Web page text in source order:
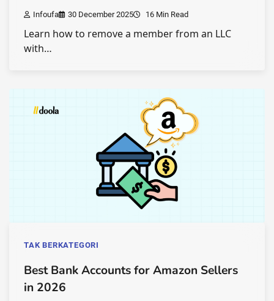
Infoufa 30 December 2025 16 Min Read
Learn how to remove a member from an LLC
with…
TAK BERKATEGORI
Best Bank Accounts for Amazon Sellers
in 2026